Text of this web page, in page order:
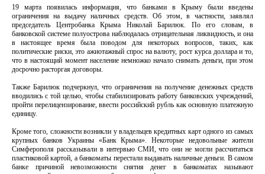
19 марта появилась информация, что банками в Крыму были введены
ограничения на выдачу наличных средств. Об этом, в частности, заявлял
председатель Центробанка Крыма Николай Барилюк. По его словам, в
банковской системе полуострова наблюдалась отрицательная ликвидность, и она
в настоящее время была поводом для некоторых вопросов, таких, как
политические риски, это ажиотажный спрос на валюту, рост курса доллара и то,
что в настоящий момент население немножко начало снимать деньги, при этом
досрочно расторгая договоры.
Также Барилюк подчеркнул, что ограничения на получение денежных средств
вводились с той целью, чтобы стабилизировать работу банковских учреждений,
пройти перелицензирование, ввести российский рубль как основную платежную
единицу.
Кроме того, сложности возникли у владельцев кредитных карт одного из самых
крупных банков Украины «Банк Крыма». Некоторые недовольные жители
Симферополя рассказывали в интервью СМИ, что они не могли рассчитаться
пластиковой картой, а банкоматы перестали выдавать наличные деньги. В самом
банке причиной невозможности снятия денег в банкоматах называют